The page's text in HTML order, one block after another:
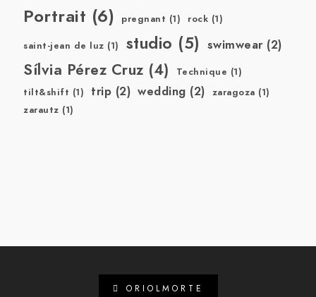
Portrait (6) pregnant (1) rock (1)
saint-jean de luz (1) studio (5) swimwear(2)
Sílvia Pérez Cruz (4) Technique (1)
tilt&shift (1) trip (2) wedding (2) zaragoza (1)
zarautz (1)
ORIOLMORTE